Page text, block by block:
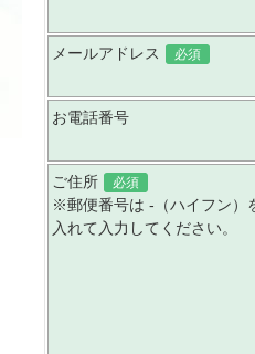
メールアドレス 必須
お電話番号
ご住所 必須
※郵便番号は -（ハイフン）
入れて入力してください。